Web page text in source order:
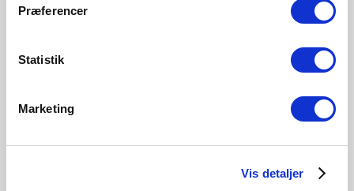
Præferencer
Statistik
Marketing
Vis detaljer
Ellen To-Go | Batterilampe |
Ellen To-Go | Batterilampe |